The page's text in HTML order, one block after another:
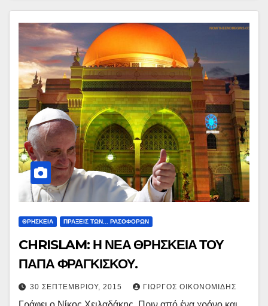
ΘΡΗΣΚΕΙΑ ΠΡΑΞΕΙΣ ΤΩΝ... ΡΑΣΟΦΟΡΩΝ
CHRISLAM: Η ΝΕΑ ΘΡΗΣΚΕΙΑ ΤΟΥ
ΠΑΠΑ ΦΡΑΓΚΙΣΚΟΥ.
30 ΣΕΠΤΕΜΒΡΊΟΥ, 2015 ΓΙΏΡΓΟΣ ΟΙΚΟΝΟΜΊΔΗΣ